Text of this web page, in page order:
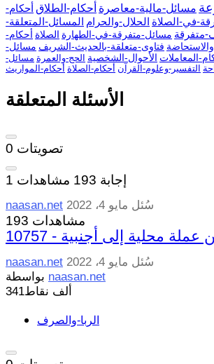
مسائل-مالية-معاصرة أحكام-الطلاق أحكام-
في-الصلاة الحلال-والحرام المسائل-المتعلقة-
متفرقة مسائل-متفرقة-في-الطهارة الصلاة أحكام-
فتاوى-متعلقة-بالحديث-الشريف مسائل-
المعاملات الأحوال-الشخصية الحج-والعمرة مسائل-
التفسير-وعلوم-القرآن أحكام-الصلاة أحكام-المواريث
الأسئلة المتعلقة
0 تصويتات
1 إجابة 193 مشاهدات
naasan.net سُئل مايو 4، 2022
193 مشاهدات
من عملة محلية إلى أجنبية
naasan.net سُئل مايو 4، 2022
naasan.net
341ألف نقاط
الربا-والصرف